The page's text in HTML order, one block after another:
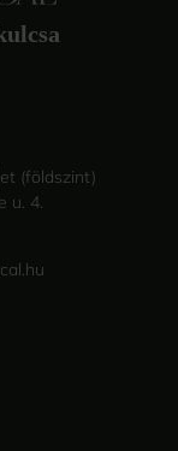
(földszint)
u. 4.